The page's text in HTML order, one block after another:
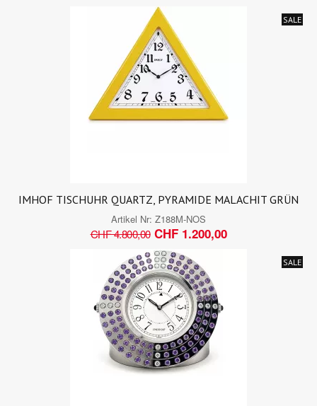
SALE
IMHOF TISCHUHR QUARTZ, PYRAMIDE MALACHIT GRÜN
Artikel Nr: Z188M-NOS
CHF 4.800,00 CHF 1.200,00
SALE